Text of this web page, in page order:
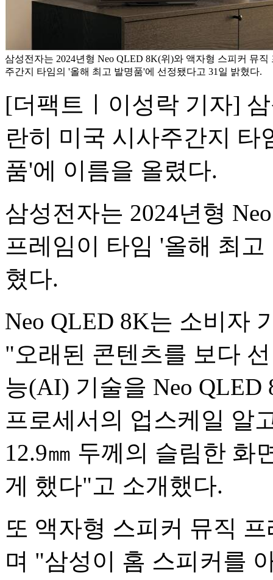
삼성전자는 2024년형 Neo QLED 8K(위)와 액자형 스피커 뮤직
주간지 타임의 '올해 최고 발명품'에 선정됐다고 31일 밝혔다.
[더팩트ㅣ이성락 기자]
란히 미국 시사주간지
품'에 이름을 올렸다.
삼성전자는 2024년형
프레임이 타임 '올해 최
혔다.
Neo QLED 8K는 소비자
"오래된 콘텐츠를 보다
능(AI) 기술을 Neo
프로세서의 업스케일 알
12.9㎜ 두께의 슬림한 화
게 했다"고 소개했다.
또 액자형 스피커 뮤직
며 "삼성이 홈 스피커를